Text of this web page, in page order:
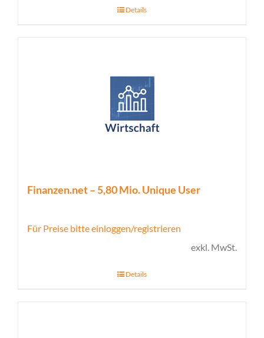
Details
Finanzen.net – 5,80 Mio. Unique User
Für Preise bitte einloggen/registrieren
exkl. MwSt.
Details